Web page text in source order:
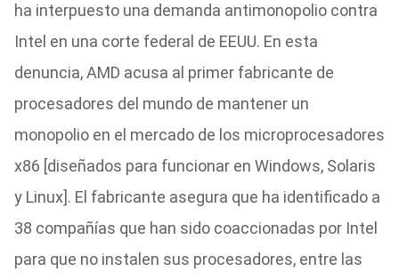
ha interpuesto una demanda antimonopolio contra
Intel en una corte federal de EEUU. En esta
denuncia, AMD acusa al primer fabricante de
procesadores del mundo de mantener un
monopolio en el mercado de los microprocesadores
x86 [diseñados para funcionar en Windows, Solaris
y Linux]. El fabricante asegura que ha identificado a
38 compañías que han sido coaccionadas por Intel
para que no instalen sus procesadores, entre las